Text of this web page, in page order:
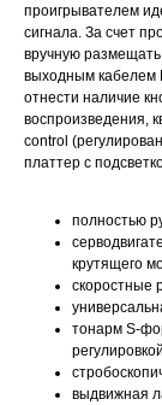
проигрывателем
сигнала. За счет
вручную
выходным кабелем
отнести наличие
воспроизведения,
control
платтер с
полностью
крутящего
скоростные
тонарм S-
выдвижная